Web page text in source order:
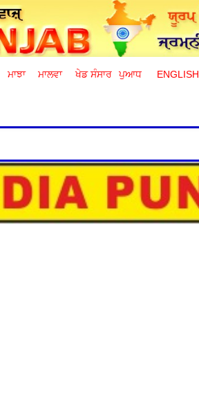
ਮਾਝਾ ਮਾਲਵਾ ਖੇਡ ਸੰਸਾਰ ਪੁਆਧ ENGLISH